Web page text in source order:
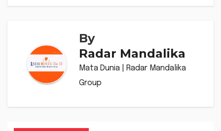
By
Radar Mandalika
Mata Dunia | Radar Mandalika
Group